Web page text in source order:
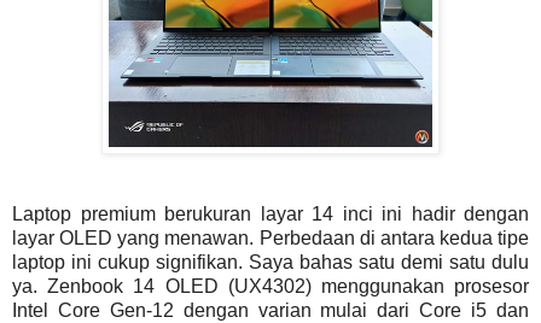
Laptop premium berukuran layar 14 inci ini hadir dengan
layar OLED yang menawan. Perbedaan di antara kedua tipe
laptop ini cukup signifikan. Saya bahas satu demi satu dulu
ya. Zenbook 14 OLED (UX4302) menggunakan prosesor
Intel Core Gen-12 dengan varian mulai dari Core i5 dan